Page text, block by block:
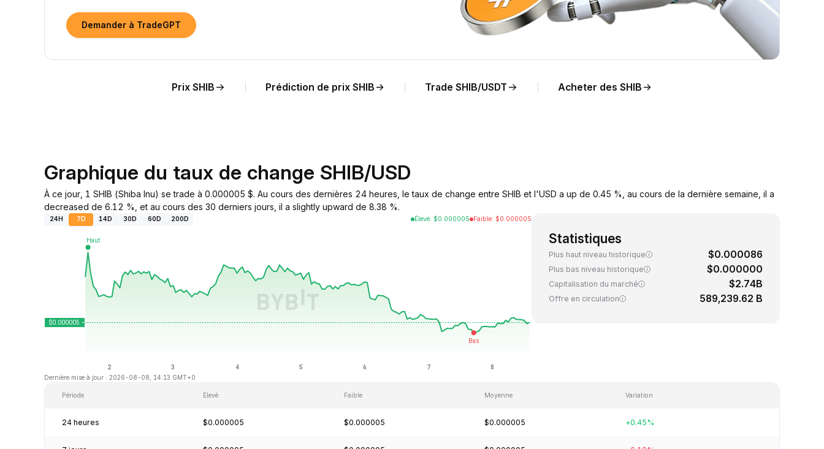
Demander à TradeGPT
Prix SHIB Prédiction de prix SHIB Trade SHIB/USDT Acheter des SHIB
Graphique du taux de change SHIB/USD
À ce jour, 1 SHIB (Shiba Inu) se trade à 0.000005 $. Au cours des dernières 24 heures, le taux de change entre SHIB et l'USD a up de 0.45 %, au cours de la dernière semaine, il a
decreased de 6.12 %, et au cours des 30 derniers jours, il a slightly upward de 8.38 %.
24H 7D 14D 30D 60D 200D Élevé: $0.000005 Faible: $0.000005
Dernière mise à jour : 2026-08-08, 14:13 GMT+0
Statistiques
Plus haut niveau historique $0.000086
Plus bas niveau historique $0.000000
Capitalisation du marché $2.74B
Offre en circulation 589,239.62 B
Période Élevé Faible Moyenne Variation
24 heures $0.000005 $0.000005 $0.000005 +0.45%